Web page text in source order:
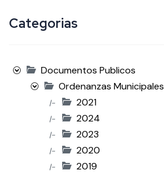
Categorias
Documentos Publicos
Ordenanzas Municipales
|- 2021
|- 2024
|- 2023
|- 2020
|- 2019